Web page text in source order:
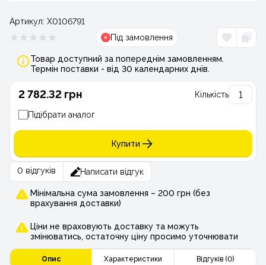
Артикул: Х0106791
Під замовлення
Товар доступний за попереднім замовленням.
Термін поставки - від 30 календарних днів.
2 782.32 грн Кількість
Підібрати аналог
Купити
0 відгуків Написати відгук
Мінімальна сума замовлення – 200 грн (без
врахування доставки)
Ціни не враховують доставку та можуть
змінюватись, остаточну ціну просимо уточнювати
Опис Характеристики Відгуків (0)